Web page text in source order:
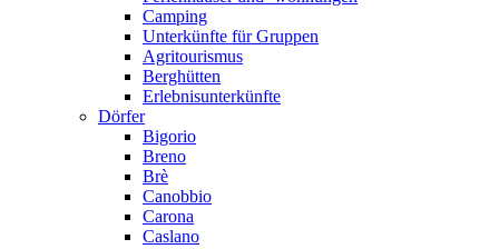
Camping
Unterkünfte für Gruppen
Agritourismus
Berghütten
Erlebnisunterkünfte
Dörfer
Bigorio
Breno
Brè
Canobbio
Carona
Caslano